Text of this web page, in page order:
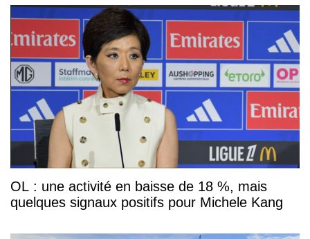
OL : une activité en baisse de 18 %, mais
quelques signaux positifs pour Michele Kang